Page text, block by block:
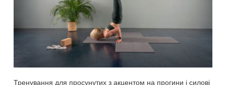
Тренування для просунутих з акцентом на прогини і силові